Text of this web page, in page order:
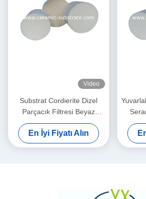
Video
Substrat Cordierite Dizel
Parçacık Filtresi Beyaz
Yüksek Gözeneklilik
En İyi Fiyatı Alın